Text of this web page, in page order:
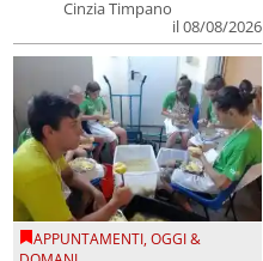
Cinzia Timpano
il 08/08/2026
APPUNTAMENTI,OGGI &